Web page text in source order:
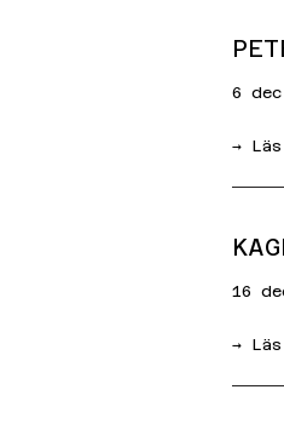
6
→
16
→